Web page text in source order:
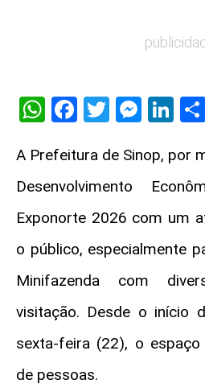
WhatsApp
Facebook
Twitter
A Prefeitura de Sinop, por
Desenvolvimento
Exponorte 2026 com um
o público, especialmente
Minifazenda com
visitação. Desde o início
sexta-feira (22), o
de pessoas.